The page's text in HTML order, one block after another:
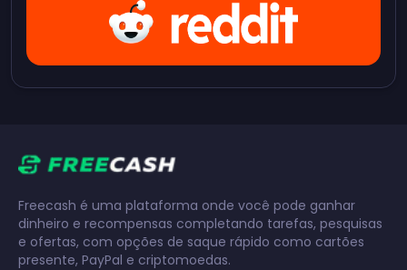
Freecash é uma plataforma onde você pode ganhar
dinheiro e recompensas completando tarefas, pesquisas
e ofertas, com opções de saque rápido como cartões
presente, PayPal e criptomoedas.